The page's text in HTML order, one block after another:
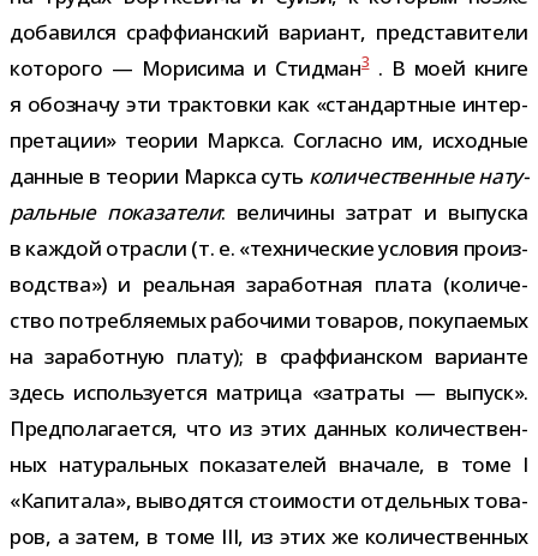
доба­вился сраф­фи­ан­ский вари­ант, пред­ста­ви­тели
кото­рого — Морисима и Стидман3. В моей книге
я обо­значу эти трак­товки как «стан­дарт­ные интер­
пре­та­ции» тео­рии Маркса. Согласно им, исход­ные
дан­ные в тео­рии Маркса суть коли­че­ствен­ные нату­
раль­ные пока­за­тели: вели­чины затрат и выпуска
в каж­дой отрасли (т. е. «тех­ни­че­ские усло­вия про­из­
вод­ства») и реаль­ная зара­бот­ная плата (коли­че­
ство потреб­ля­е­мых рабо­чими това­ров, поку­па­е­мых
на зара­бот­ную плату); в сраф­фи­ан­ском вари­анте
здесь исполь­зу­ется мат­рица «затраты — выпуск».
Предполагается, что из этих дан­ных коли­че­ствен­
ных нату­раль­ных пока­за­те­лей вна­чале, в томе I
«Капитала», выво­дятся сто­и­мо­сти отдель­ных това­
ров, а затем, в томе III, из этих же коли­че­ствен­ных